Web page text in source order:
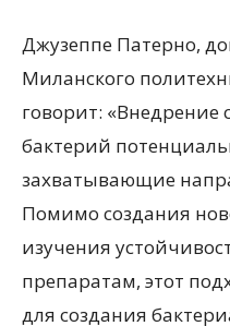
Джузеппе Патерно,
Миланского
говорит: «Внедрение
бактерий
захватывающие
Помимо создания
изучения
препаратам, этот
для создания